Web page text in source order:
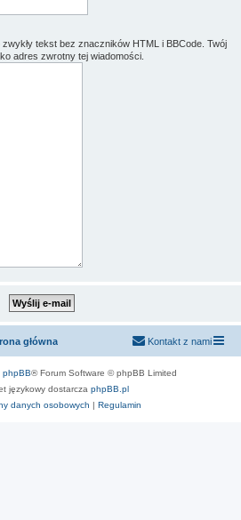
tekst bez znaczników HTML i BBCode. Twój
adres zwrotny tej wiadomości.
główna Kontakt z nami
phpBB® Forum Software © phpBB Limited
językowy dostarcza phpBB.pl
danych osobowych | Regulamin